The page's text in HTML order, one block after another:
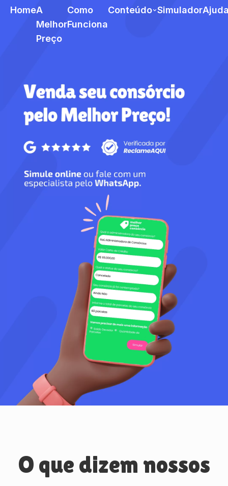
HomeA
Melhor
Preço
Como
Funciona
Conteúdo Simulador
O que dizem nossos